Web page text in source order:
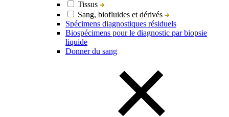
Tissus
Sang, biofluides et dérivés
Spécimens diagnostiques résiduels
Biospécimens pour le diagnostic par biopsie
liquide
Donner du sang